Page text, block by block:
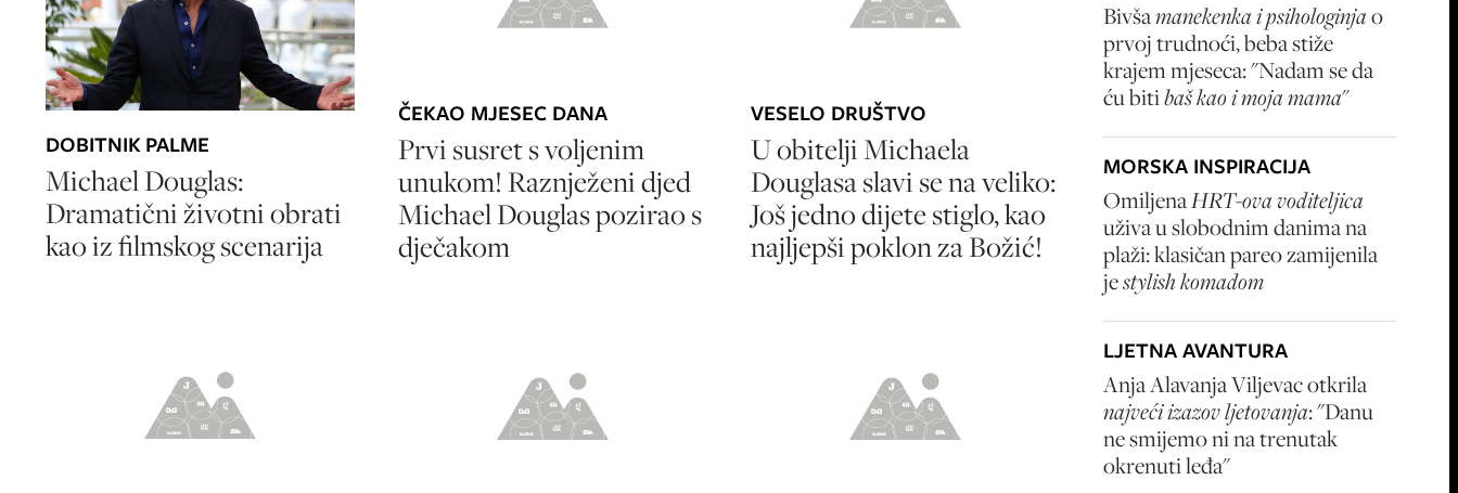
DOBITNIK PALME
Michael Douglas:
Dramatični životni obrati
kao iz filmskog scenarija
ČEKAO MJESEC DANA
Prvi susret s voljenim
unukom! Raznježeni djed
Michael Douglas pozirao s
dječakom
VESELO DRUŠTVO
U obitelji Michaela
Douglasa slavi se na veliko:
Još jedno dijete stiglo, kao
najljepši poklon za Božić!
Bivšamanekenka i psihologinjao
prvoj trudnoći, beba stiže
krajem mjeseca: "Nadam se da
ću bitibaš kao i moja mama"
MORSKA INSPIRACIJA
OmiljenaHRT-ova voditeljica
uživa u slobodnim danima na
plaži: klasičan pareo zamijenila
jestylish komadom
LJETNA AVANTURA
Anja Alavanja Viljevac otkrila
najveći izazov ljetovanja: "Danu
ne smijemo ni na trenutak
okrenuti leđa"